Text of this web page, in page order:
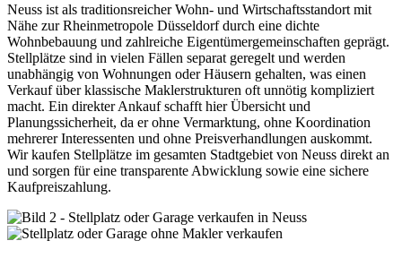
Neuss ist als traditionsreicher Wohn- und Wirtschaftsstandort mit
Nähe zur Rheinmetropole Düsseldorf durch eine dichte
Wohnbebauung und zahlreiche Eigentümergemeinschaften geprägt.
Stellplätze sind in vielen Fällen separat geregelt und werden
unabhängig von Wohnungen oder Häusern gehalten, was einen
Verkauf über klassische Maklerstrukturen oft unnötig kompliziert
macht. Ein direkter Ankauf schafft hier Übersicht und
Planungssicherheit, da er ohne Vermarktung, ohne Koordination
mehrerer Interessenten und ohne Preisverhandlungen auskommt.
Wir kaufen Stellplätze im gesamten Stadtgebiet von Neuss direkt an
und sorgen für eine transparente Abwicklung sowie eine sichere
Kaufpreiszahlung.